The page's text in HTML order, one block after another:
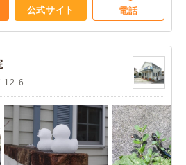
公式サイト 電話
12-6